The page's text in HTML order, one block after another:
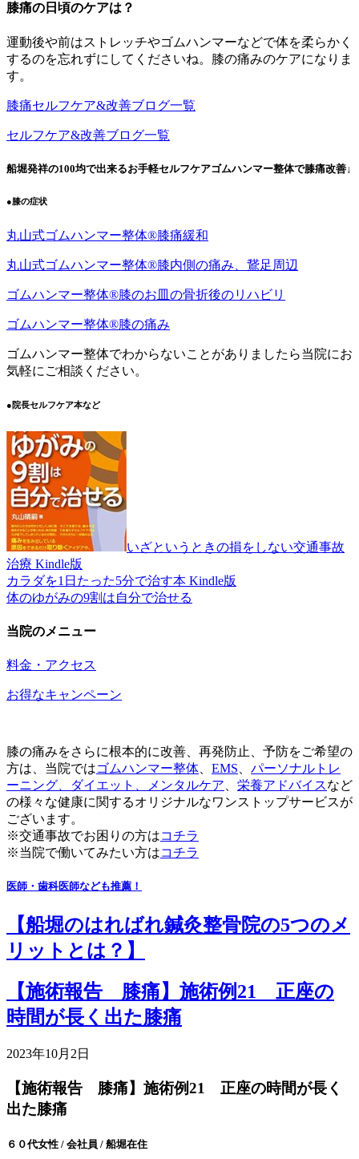
膝痛の日頃のケアは？
運動後や前はストレッチやゴムハンマーなどで体を柔らかく
するのを忘れずにしてくださいね。膝の痛みのケアになりま
す。
膝痛セルフケア&改善ブログ一覧
セルフケア&改善ブログ一覧
船堀発祥の100均で出来るお手軽セルフケアゴムハンマー整体で膝痛改善↓
●膝の症状
丸山式ゴムハンマー整体®︎膝痛緩和
丸山式ゴムハンマー整体®︎膝内側の痛み、鵞足周辺
ゴムハンマー整体®︎膝のお皿の骨折後のリハビリ
ゴムハンマー整体®️膝の痛み
ゴムハンマー整体でわからないことがありましたら当院にお
気軽にご相談ください。
●院長セルフケア本など
いざというときの損をしない交通事故
治療 Kindle版
カラダを1日たった5分で治す本 Kindle版
体のゆがみの9割は自分で治せる
当院のメニュー
料金・アクセス
お得なキャンペーン
膝の痛みをさらに根本的に改善、再発防止、予防をご希望の
方は、当院ではゴムハンマー整体 EMS
パーソナルトレ
ーニング、
ダイエット メンタルケア 栄養アドバイスなど
の様々な健康に関するオリジナルなワンストップサービスが
ございます。
※交通事故でお困りの方はコチラ
※当院で働いてみたい方はコチラ
医師・歯科医師なども推薦！
【船堀のはればれ鍼灸整骨院の5つのメ
リットとは？】
【施術報告 膝痛】施術例21 正座の
時間が長く出た膝痛
2023年10月2日
【施術報告 膝痛】施術例21 正座の時間が長く
出た膝痛
６０代女性 / 会社員 / 船堀在住